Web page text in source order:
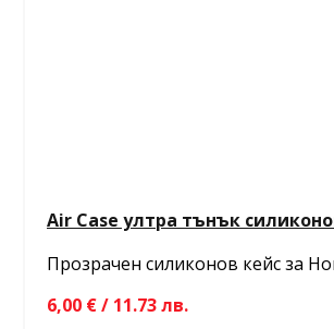
Air Case ултра тънък
Прозрачен силиконов кейс за
6,00 € / 11.73 лв.